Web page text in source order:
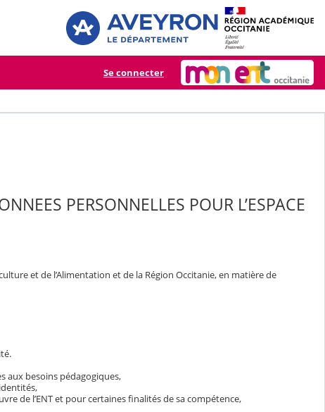
Se connecter
PERSONNELLES POUR L’ESPACE
et de l’Alimentation et de la Région Occitanie, en matière de
aux besoins pédagogiques,
de l’ENT et pour certaines finalités de sa compétence,